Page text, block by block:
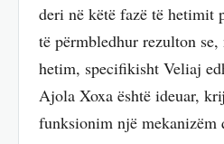
deri në këtë fazë të hetimit
të përmbledhur rezulton se,
hetim, specifikisht Veliaj
Ajola Xoxa është ideuar,
funksionim një mekanizëm